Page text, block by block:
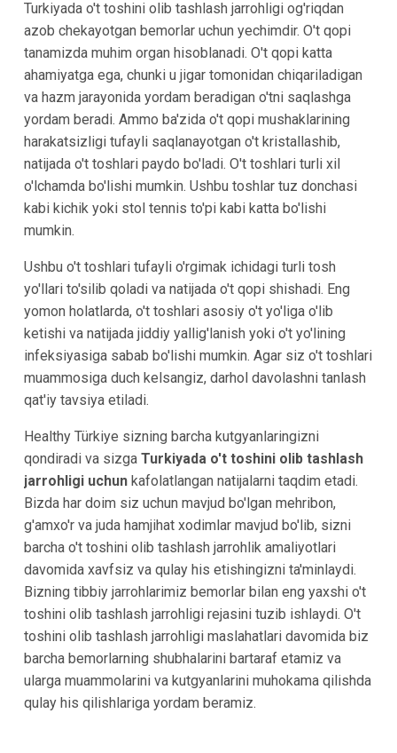
Turkiyada o't toshini olib tashlash jarrohligi og'riqdan
azob chekayotgan bemorlar uchun yechimdir. O't qopi
tanamizda muhim organ hisoblanadi. O't qopi katta
ahamiyatga ega, chunki u jigar tomonidan chiqariladigan
va hazm jarayonida yordam beradigan o'tni saqlashga
yordam beradi. Ammo ba'zida o't qopi mushaklarining
harakatsizligi tufayli saqlanayotgan o't kristallashib,
natijada o't toshlari paydo bo'ladi. O't toshlari turli xil
o'lchamda bo'lishi mumkin. Ushbu toshlar tuz donchasi
kabi kichik yoki stol tennis to'pi kabi katta bo'lishi
mumkin.
Ushbu o't toshlari tufayli o'rgimak ichidagi turli tosh
yo'llari to'silib qoladi va natijada o't qopi shishadi. Eng
yomon holatlarda, o't toshlari asosiy o't yo'liga o'lib
ketishi va natijada jiddiy yallig'lanish yoki o't yo'lining
infeksiyasiga sabab bo'lishi mumkin. Agar siz o't toshlari
muammosiga duch kelsangiz, darhol davolashni tanlash
qat'iy tavsiya etiladi.
Healthy Türkiye sizning barcha kutgyanlaringizni
qondiradi va sizga Turkiyada o't toshini olib tashlash
jarrohligi uchun kafolatlangan natijalarni taqdim etadi.
Bizda har doim siz uchun mavjud bo'lgan mehribon,
g'amxo'r va juda hamjihat xodimlar mavjud bo'lib, sizni
barcha o't toshini olib tashlash jarrohlik amaliyotlari
davomida xavfsiz va qulay his etishingizni ta'minlaydi.
Bizning tibbiy jarrohlarimiz bemorlar bilan eng yaxshi o't
toshini olib tashlash jarrohligi rejasini tuzib ishlaydi. O't
toshini olib tashlash jarrohligi maslahatlari davomida biz
barcha bemorlarning shubhalarini bartaraf etamiz va
ularga muammolarini va kutgyanlarini muhokama qilishda
qulay his qilishlariga yordam beramiz.